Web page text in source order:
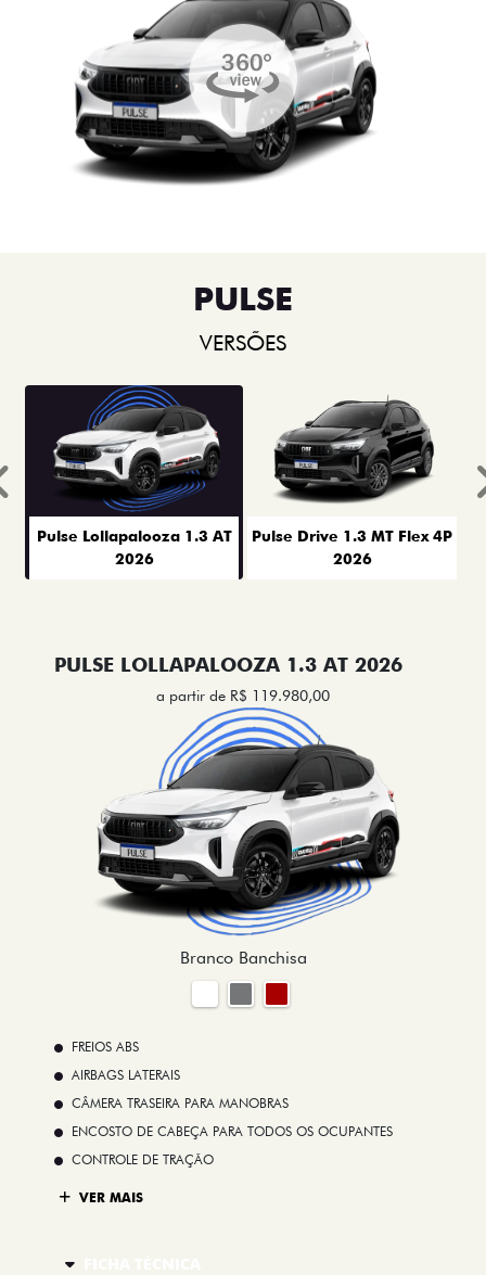
PULSE
VERSÕES
Pulse Lollapalooza 1.3 AT
2026
Pulse Drive 1.3 MT Flex 4P
2026
PULSE LOLLAPALOOZA 1.3 AT 2026
a partir de R$ 119.980,00
Branco Banchisa
FREIOS ABS
AIRBAGS LATERAIS
CÂMERA TRASEIRA PARA MANOBRAS
ENCOSTO DE CABEÇA PARA TODOS OS OCUPANTES
CONTROLE DE TRAÇÃO
VER MAIS